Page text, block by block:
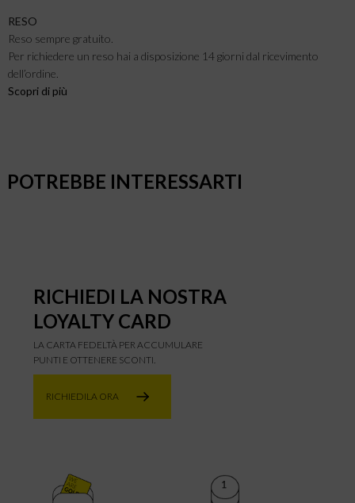
RESO
Reso sempre gratuito.
Per richiedere un reso hai a disposizione 14 giorni dal ricevimento
dell’ordine.
Scopri di più
POTREBBE INTERESSARTI
RICHIEDI LA NOSTRA
LOYALTY CARD
LA CARTA FEDELTÀ PER ACCUMULARE
PUNTI E OTTENERE SCONTI.
RICHIEDILA ORA